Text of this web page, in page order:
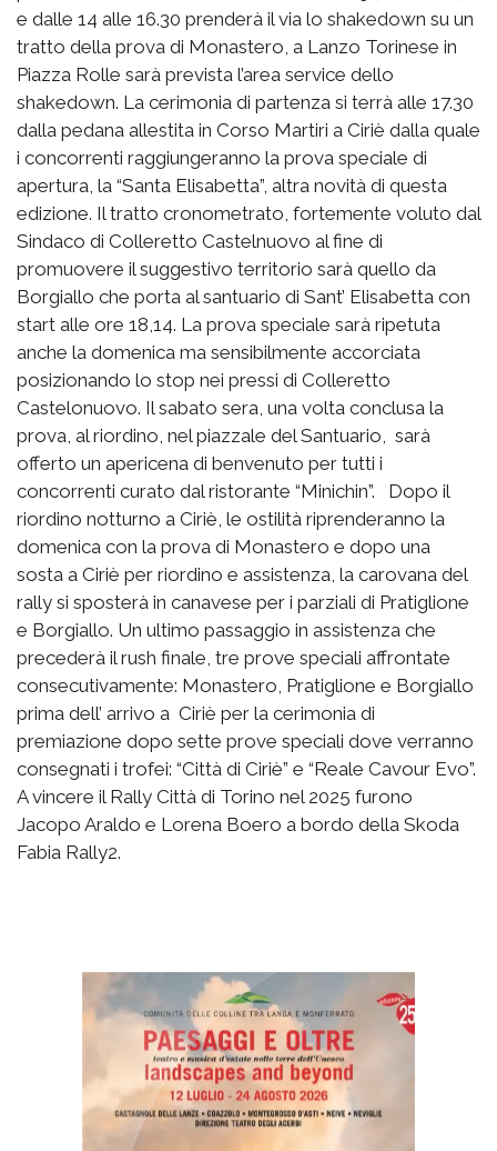
e dalle 14 alle 16.30 prenderà il via lo shakedown su un
tratto della prova di Monastero, a Lanzo Torinese in
Piazza Rolle sarà prevista l’area service dello
shakedown. La cerimonia di partenza si terrà alle 17.30
dalla pedana allestita in Corso Martiri a Ciriè dalla quale
i concorrenti raggiungeranno la prova speciale di
apertura, la “Santa Elisabetta”, altra novità di questa
edizione. Il tratto cronometrato, fortemente voluto dal
Sindaco di Colleretto Castelnuovo al fine di
promuovere il suggestivo territorio sarà quello da
Borgiallo che porta al santuario di Sant’ Elisabetta con
start alle ore 18,14. La prova speciale sarà ripetuta
anche la domenica ma sensibilmente accorciata
posizionando lo stop nei pressi di Colleretto
Castelonuovo. Il sabato sera, una volta conclusa la
prova, al riordino, nel piazzale del Santuario, sarà
offerto un apericena di benvenuto per tutti i
concorrenti curato dal ristorante “Minichin”. Dopo il
riordino notturno a Ciriè, le ostilità riprenderanno la
domenica con la prova di Monastero e dopo una
sosta a Ciriè per riordino e assistenza, la carovana del
rally si sposterà in canavese per i parziali di Pratiglione
e Borgiallo. Un ultimo passaggio in assistenza che
precederà il rush finale, tre prove speciali affrontate
consecutivamente: Monastero, Pratiglione e Borgiallo
prima dell’ arrivo a Ciriè per la cerimonia di
premiazione dopo sette prove speciali dove verranno
consegnati i trofei: “Città di Ciriè” e “Reale Cavour Evo”.
A vincere il Rally Città di Torino nel 2025 furono
Jacopo Araldo e Lorena Boero a bordo della Skoda
Fabia Rally2.